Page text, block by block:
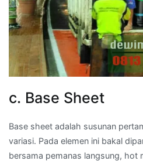
c. Base Sheet
Base sheet adalah susunan
variasi. Pada elemen ini bakal
bersama pemanas langsung, hot